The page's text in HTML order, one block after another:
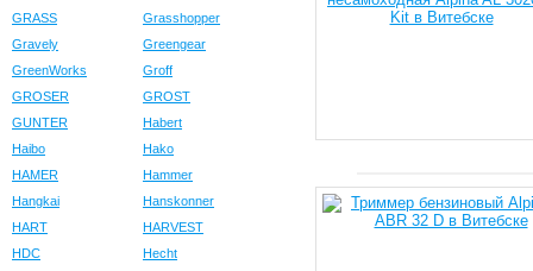
GRASS
Grasshopper
Gravely
Greengear
GreenWorks
Groff
GROSER
GROST
GUNTER
Habert
Haibo
Hako
HAMER
Hammer
Hangkai
Hanskonner
HART
HARVEST
HDC
Hecht